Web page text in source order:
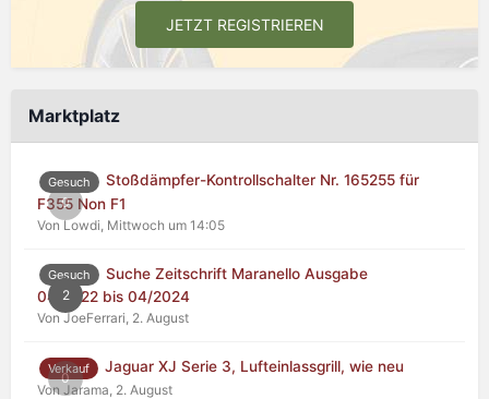
JETZT REGISTRIEREN
Marktplatz
0
Gesuch
Stoßdämpfer-Kontrollschalter Nr. 165255 für
F355 Non F1
Von Lowdi, Mittwoch um 14:05
2
Gesuch
Suche Zeitschrift Maranello Ausgabe
04/2022 bis 04/2024
Von JoeFerrari, 2. August
0
Verkauf Jaguar XJ Serie 3, Lufteinlassgrill, wie neu
Von Jarama, 2. August